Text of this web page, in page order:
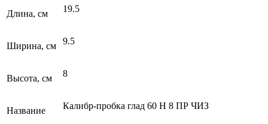
Длина, см 19.5
Ширина, см 9.5
Высота, см 8
Название Калибр-пробка глад 60 Н 8 ПР ЧИЗ